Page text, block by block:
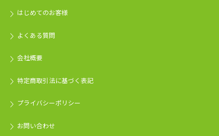
はじめてのお客様
よくある質問
会社概要
特定商取引法に基づく表記
プライバシーポリシー
お問い合わせ